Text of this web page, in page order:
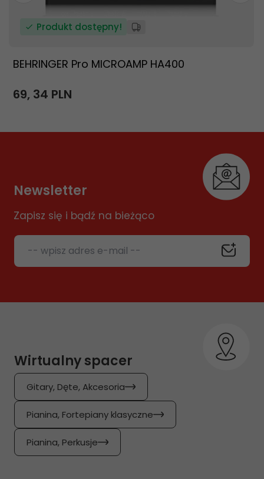
Produkt dostępny!
BEHRINGER Pro MICROAMP HA400
69, 34 PLN
Newsletter
Zapisz się i bądź na bieżąco
-- wpisz adres e-mail --
Wirtualny spacer
Gitary, Dęte, Akcesoria
Pianina, Fortepiany klasyczne
Pianina, Perkusje